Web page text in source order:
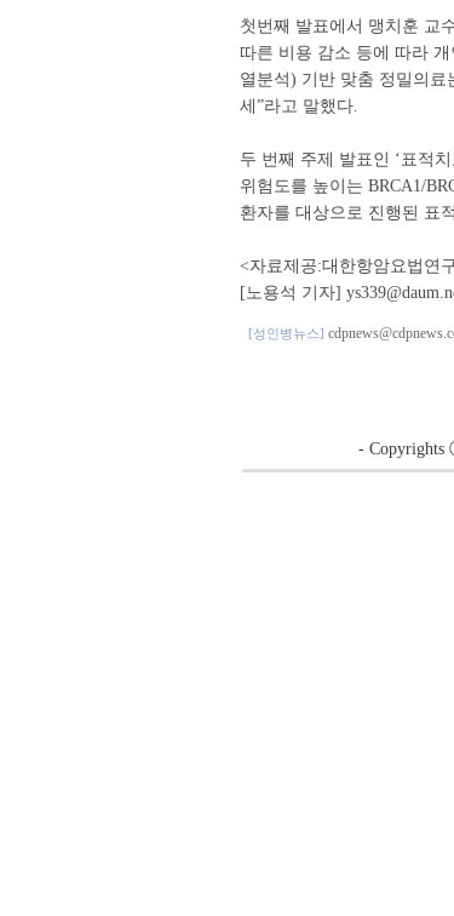
첫번째 발표에서 맹치훈 교
따른 비용 감소 등에 따라
열분석) 기반 맞춤 정밀의
세”라고 말했다.
두 번째 주제 발표인 ‘표적
위험도를 높이는 BRCA1/
환자를 대상으로 진행된 표
<자료제공:대한항암요법연
[노용석 기자]
[성인병뉴스]
- Copyrights